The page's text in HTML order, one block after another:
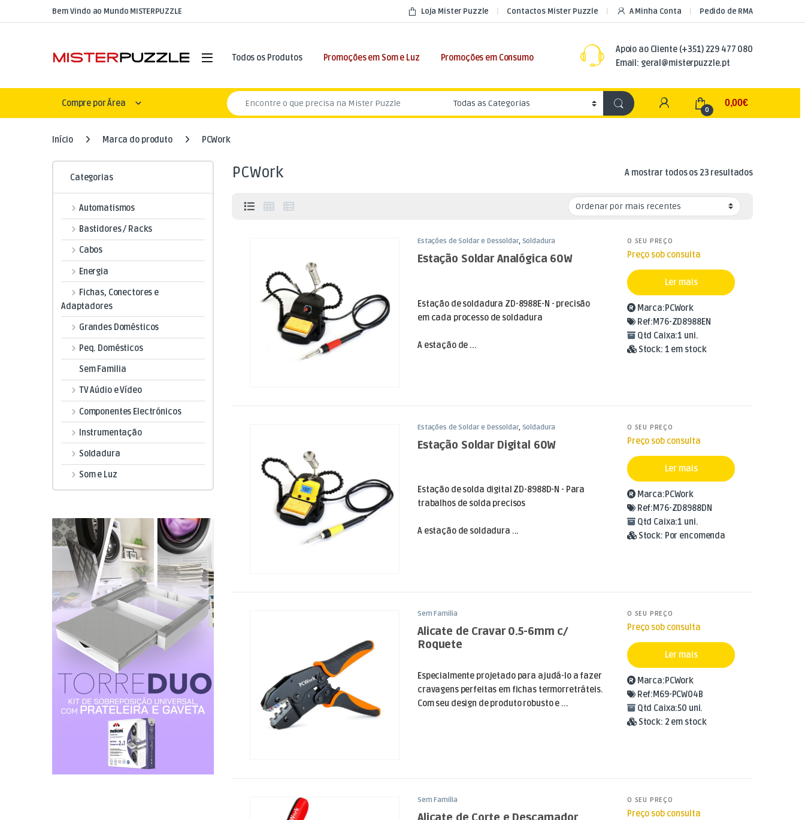
Skip to navigation
Skip to contentBem Vindo ao Mundo MISTERPUZZLE Loja Mister Puzzle Contactos Mister Puzzle A Minha Conta Pedido de RMA
Open Todos os Produtos Promoções em Som e Luz Promoções em Consumo
Apoio ao Cliente(+351) 229 477 080
Email: geral@misterpuzzle.pt
Compre por Área
Search for:
My Account
0
0,00€
Início Marca do produto PCWork
PCWork A mostrar todos os 23 resultadosOrdenado
Estações de Soldar e Dessoldar, Soldadura
Estação Soldar Analógica 60W
Estação de soldadura ZD-8988E-N - precisão
em cada processo de soldadura
A estação de ...
O SEU PREÇO
Preço sob consulta
Ler mais
Marca:PCWork
Ref:M76-ZD8988EN
Qtd Caixa:1 uni.
Stock: 1 em stock
Estações de Soldar e Dessoldar, Soldadura
Estação Soldar Digital 60W
Estação de solda digital ZD-8988D-N - Para
trabalhos de solda precisos
A estação de soldadura ...
O SEU PREÇO
Preço sob consulta
Ler mais
Marca:PCWork
Ref:M76-ZD8988DN
Qtd Caixa:1 uni.
Stock: Por encomenda
Sem Familia
Alicate de Cravar 0.5-6mm c/
Roquete
Especialmente projetado para ajudá-lo a fazer
cravagens perfeitas em fichas termorretráteis.
Com seu design de produto robusto e ...
O SEU PREÇO
Preço sob consulta
Ler mais
Marca:PCWork
Ref:M69-PCW04B
Qtd Caixa:50 uni.
Stock: 2 em stock
Sem Familia O SEU PREÇO
Preço sob consulta
Categorias
Automatismos
Bastidores / Racks
Cabos
Energia
Fichas, Conectores e
Adaptadores
Grandes Domésticos
Peq. Domésticos
Sem Familia
TV Aúdio e Vídeo
Componentes Electrónicos
Instrumentação
Soldadura
Som e Luz